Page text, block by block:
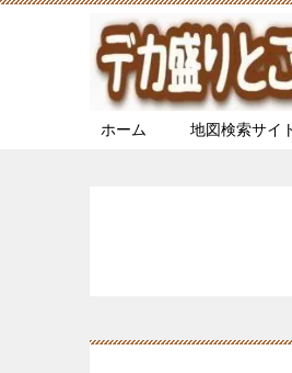
ホーム 地図検索サイ